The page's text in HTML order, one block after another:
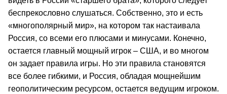
беспрекословно слушаться. Собственно, это и есть
«многополярный мир», на котором так настаивала
Россия, со всеми его плюсами и минусами. Конечно,
остается главный мощный игрок – США, и во многом
он задает правила игры. Но эти правила становятся
все более гибкими, и Россия, обладая мощнейшим
геополитическим ресурсом, остается ведущим игроком.